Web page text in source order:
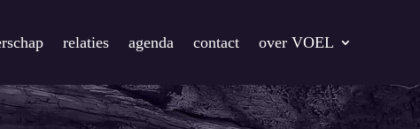
relaties agenda contact over VOEL